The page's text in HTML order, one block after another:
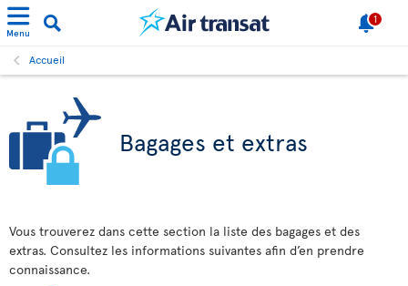
Menu
1
Accueil
Bagages et extras
Vous trouverez dans cette section la liste des bagages et des
extras. Consultez les informations suivantes afin d’en prendre
connaissance.